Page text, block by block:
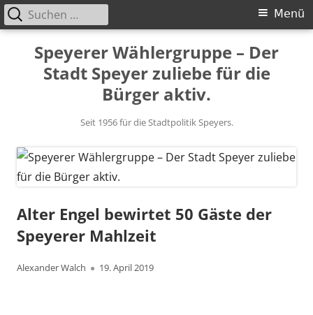
Speyerer Wählergruppe – Der
Stadt Speyer zuliebe für die
Bürger aktiv.
Seit 1956 für die Stadtpolitik Speyers.
Primäres
Menü
Menü
Suchen
nach:
Alter Engel bewirtet 50 Gäste der
Speyerer Mahlzeit
Autor
Alexander Walch
Veröffentlicht
19. April 2019